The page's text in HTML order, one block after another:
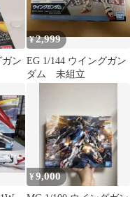
ガン
¥2,999
EG 1/144 ウイングガン
ダム 未組立
¥9,000